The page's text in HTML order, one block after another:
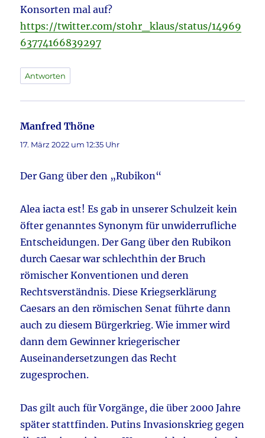
Konsorten mal auf?
https://twitter.com/stohr_klaus/status/14969
63774166839297
Antworten
Manfred Thöne
17. März 2022 um 12:35 Uhr
Der Gang über den „Rubikon“
Alea iacta est! Es gab in unserer Schulzeit kein
öfter genanntes Synonym für unwiderrufliche
Entscheidungen. Der Gang über den Rubikon
durch Caesar war schlechthin der Bruch
römischer Konventionen und deren
Rechtsverständnis. Diese Kriegserklärung
Caesars an den römischen Senat führte dann
auch zu diesem Bürgerkrieg. Wie immer wird
dann dem Gewinner kriegerischer
Auseinandersetzungen das Recht
zugesprochen.
Das gilt auch für Vorgänge, die über 2000 Jahre
später stattfinden. Putins Invasionskrieg gegen